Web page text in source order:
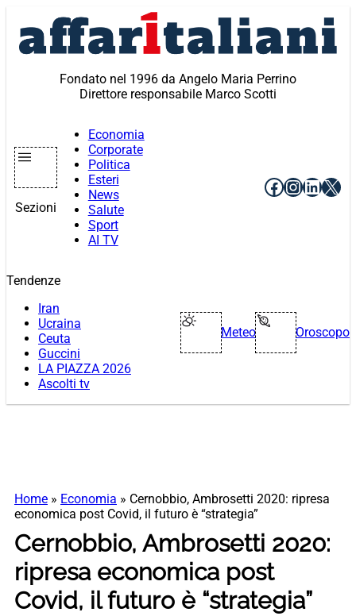
contenuto
Fondato nel 1996 da Angelo Maria Perrino
Direttore responsabile Marco Scotti
Sezioni
Economia
Corporate
Politica
Esteri
News
Salute
Sport
AI TV
Facebook
X
Tendenze
Iran
Ucraina
Ceuta
Guccini
LA PIAZZA 2026
Ascolti tv
Meteo Oroscopo
Home » Economia » Cernobbio, Ambrosetti 2020: ripresa
economica post Covid, il futuro è “strategia”
Cernobbio, Ambrosetti 2020:
ripresa economica post
Covid, il futuro è “strategia”